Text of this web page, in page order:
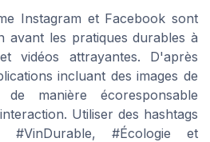
Instagram et Facebook sont
avant les pratiques durables à
vidéos attrayantes. D'après
incluant des images de
de manière écoresponsable
Utiliser des hashtags
#Écologie et